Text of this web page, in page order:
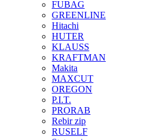
FUBAG
GREENLINE
Hitachi
HUTER
KLAUSS
KRAFTMAN
Makita
MAXCUT
OREGON
P.I.T.
PRORAB
Rebir zip
RUSELF